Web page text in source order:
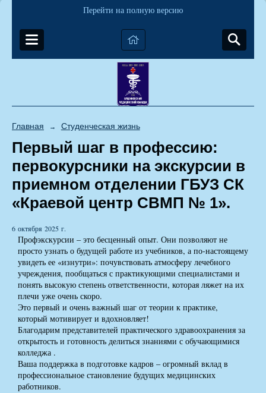
Перейти на полную версию
Главная → Студенческая жизнь
Первый шаг в профессию:
первокурсники на экскурсии в
приемном отделении ГБУЗ СК
«Краевой центр СВМП № 1».
6 октября 2025 г.
Профэкскурсии – это бесценный опыт. Они позволяют не
просто узнать о будущей работе из учебников, а по-настоящему
увидеть ее «изнутри»: почувствовать атмосферу лечебного
учреждения, пообщаться с практикующими специалистами и
понять высокую степень ответственности, которая ляжет на их
плечи уже очень скоро.
Это первый и очень важный шаг от теории к практике,
который мотивирует и вдохновляет!
Благодарим представителей практического здравоохранения за
открытость и готовность делиться знаниями с обучающимися
колледжа .
Ваша поддержка в подготовке кадров – огромный вклад в
профессиональное становление будущих медицинских
работников.